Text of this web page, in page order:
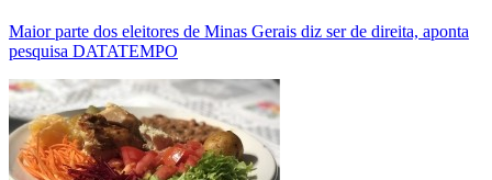
Maior parte dos eleitores de Minas Gerais diz ser de direita, aponta
pesquisa DATATEMPO